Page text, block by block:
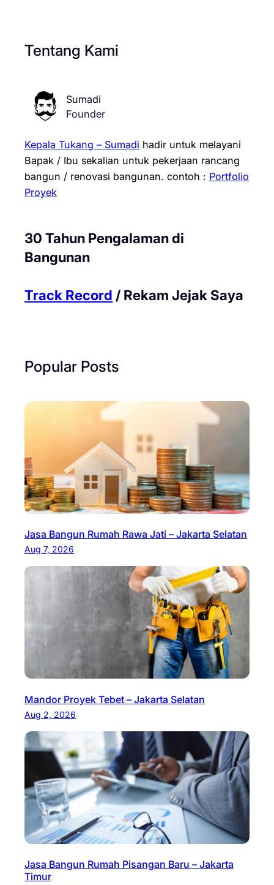
Tentang Kami
Sumadi
Founder
Kepala Tukang – Sumadi hadir untuk melayani
Bapak / Ibu sekalian untuk pekerjaan rancang
bangun / renovasi bangunan. contoh : Portfolio
Proyek
30 Tahun Pengalaman di
Bangunan
Track Record / Rekam Jejak Saya
Popular Posts
Jasa Bangun Rumah Rawa Jati – Jakarta Selatan
Aug 7, 2026
Mandor Proyek Tebet – Jakarta Selatan
Aug 2, 2026
Jasa Bangun Rumah Pisangan Baru – Jakarta
Timur